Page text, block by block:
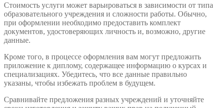
Стоимость услуги может варьироваться в зависимости от типа
образовательного учреждения и сложности работы. Обычно,
при оформлении необходимо предоставить комплект
документов, удостоверяющих личность и, возможно, другие
данные.
Кроме того, в процессе оформления вам могут предложить
приложение к диплому, содержащее информацию о курсах и
специализациях. Убедитесь, что все данные правильно
указаны, чтобы избежать проблем в будущем.
Сравнивайте предложения разных учреждений и уточняйте